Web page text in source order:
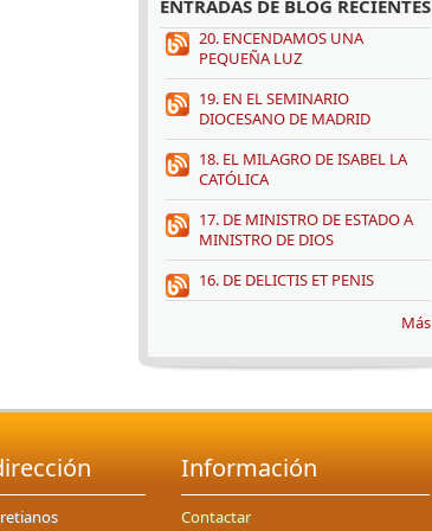
ENTRADAS DE BLOG RECIENTES
20. ENCENDAMOS UNA
PEQUEÑA LUZ
19. EN EL SEMINARIO
DIOCESANO DE MADRID
18. EL MILAGRO DE ISABEL LA
CATÓLICA
17. DE MINISTRO DE ESTADO A
MINISTRO DE DIOS
16. DE DELICTIS ET PENIS
Más
Información
Contactar